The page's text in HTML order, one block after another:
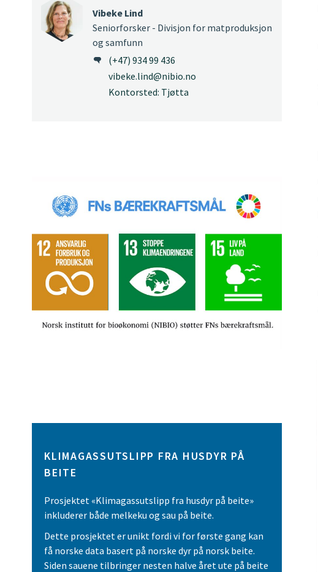
Vibeke Lind
Seniorforsker - Divisjon for matproduksjon
og samfunn
(+47) 934 99 436
vibeke.lind@nibio.no
Kontorsted: Tjøtta
KLIMAGASSUTSLIPP FRA HUSDYR PÅ
BEITE
Prosjektet «Klimagassutslipp fra husdyr på beite»
inkluderer både melkeku og sau på beite.
Dette prosjektet er unikt fordi vi for første gang kan
få norske data basert på norske dyr på norsk beite.
Siden sauene tilbringer nesten halve året ute på beite